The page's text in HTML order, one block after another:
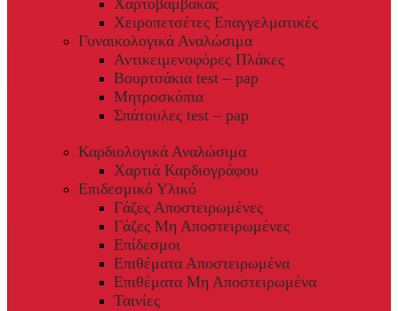
Χαρτοβάμβακας
Χειροπετσέτες Επαγγελματικές
Γυναικολογικά Αναλώσιμα
Αντικειμενοφόρες Πλάκες
Βουρτσάκια test – pap
Μητροσκόπια
Σπάτουλες test – pap
Καρδιολογικά Αναλώσιμα
Χαρτιά Καρδιογράφου
Επιδεσμικό Υλικό
Γάζες Αποστειρωμένες
Γάζες Μη Αποστειρωμένες
Επίδεσμοι
Επιθέματα Αποστειρωμένα
Επιθέματα Μη Αποστειρωμένα
Ταινίες